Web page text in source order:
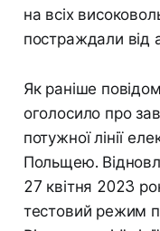
на всіх
постраждали від
Як раніше
оголосило про
потужної лінії
Польщею.
27 квітня 2023
тестовий режим